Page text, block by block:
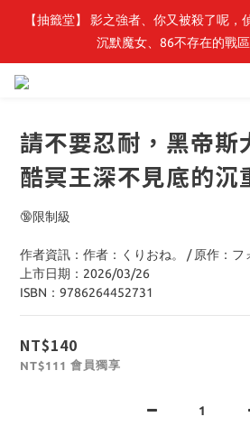
【轉生史萊姆】系列書展🌟系列小說 79
明信片組」
【抽籤堂】 影之強者、你又被殺了呢，
沉默魔女、86不存在的戰
【轉生史萊姆】系列書展🌟系列小說 79
請不要忍耐，黑帝斯
酷冥王深不見底的沉
🔞限制級
作者資訊：作者：くりおね。 / 原作：フ
上市日期：2026/03/26
ISBN：9786264452731
NT$140
NT$111 會員獨享